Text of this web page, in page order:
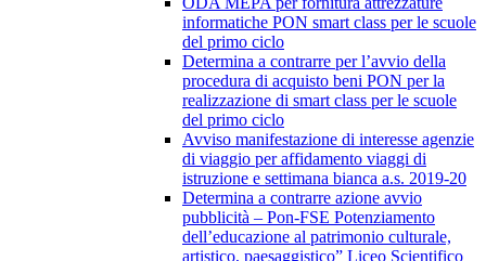
informatiche PON smart class per le scuole
del primo ciclo
Determina a contrarre per l’avvio della
procedura di acquisto beni PON per la
realizzazione di smart class per le scuole
del primo ciclo
Avviso manifestazione di interesse agenzie
di viaggio per affidamento viaggi di
istruzione e settimana bianca a.s. 2019-20
Determina a contrarre azione avvio
pubblicità – Pon-FSE Potenziamento
dell’educazione al patrimonio culturale,
artistico, paesaggistico” Liceo Scientifico